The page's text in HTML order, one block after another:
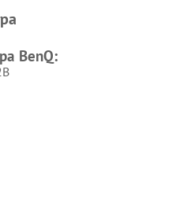
BenQ: